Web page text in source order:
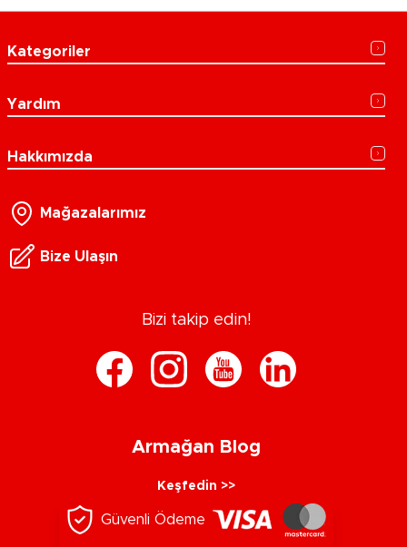
Kategoriler
Yardım
Hakkımızda
Mağazalarımız
Bize Ulaşın
Bizi takip edin!
Armağan Blog
Keşfedin >>
Güvenli Ödeme